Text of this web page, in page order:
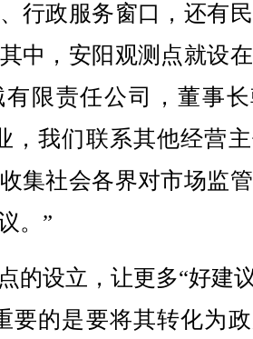
行政服务窗口，还有
中，安阳观测点就设
有限责任公司，董事
，我们联系其他经营
集社会各界对市场监
。”
设立，让更多“好建
要的是要将其转化为